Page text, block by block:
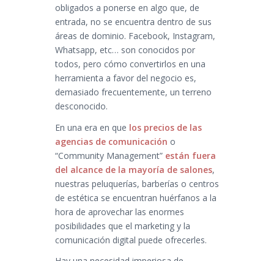
obligados a ponerse en algo que, de
entrada, no se encuentra dentro de sus
áreas de dominio. Facebook, Instagram,
Whatsapp, etc… son conocidos por
todos, pero cómo convertirlos en una
herramienta a favor del negocio es,
demasiado frecuentemente, un terreno
desconocido.
En una era en que los precios de las
agencias de comunicación o
“Community Management” están fuera
del alcance de la mayoría de salones,
nuestras peluquerías, barberías o centros
de estética se encuentran huérfanos a la
hora de aprovechar las enormes
posibilidades que el marketing y la
comunicación digital puede ofrecerles.